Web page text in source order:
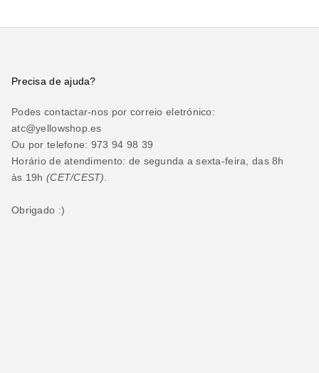
Precisa de ajuda?
Podes contactar-nos por correio eletrónico:
atc@yellowshop.es
Ou por telefone: 973 94 98 39
Horário de atendimento: de segunda a sexta-feira, das 8h
às 19h (CET/CEST).
Obrigado :)